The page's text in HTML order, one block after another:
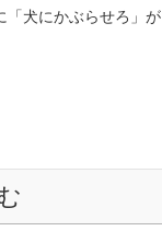
「犬にかぶらせろ」が